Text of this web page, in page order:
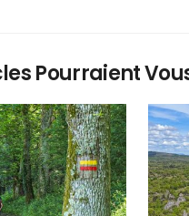
Pourraient